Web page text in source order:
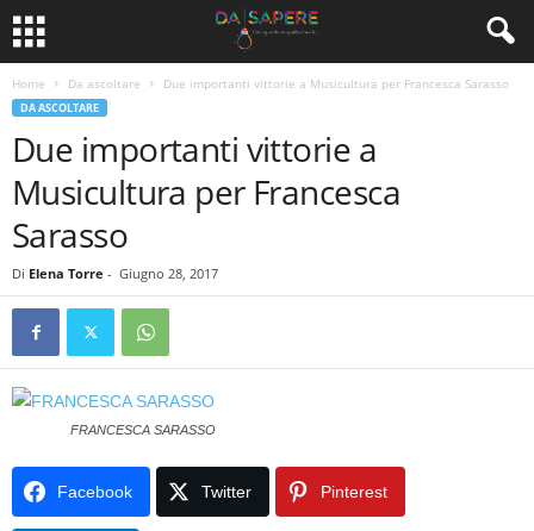
Home Da ascoltare Due importanti vittorie a Musicultura per Francesca Sarasso
DA ASCOLTARE
Due importanti vittorie a
Musicultura per Francesca
Sarasso
Di Elena Torre - Giugno 28, 2017
FRANCESCA SARASSO
Facebook Twitter Pinterest